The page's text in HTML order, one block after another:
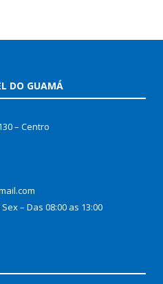
DO GUAMÁ
– Centro
– Das 08:00 as 13:00